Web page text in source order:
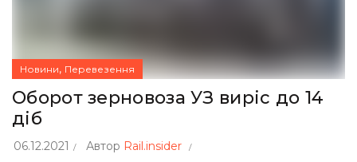
Новини, Перевезення
Оборот зерновоза УЗ виріс до 14
діб
06.12.2021 Автор Rail.insider